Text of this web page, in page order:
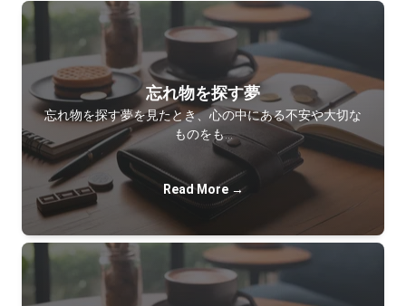
忘れ物を探す夢
忘れ物を探す夢を見たとき、心の中にある不安や大切な
ものをも…
Read More →